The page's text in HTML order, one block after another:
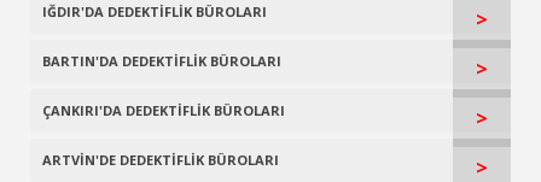
IĞDIR'DA DEDEKTİFLİK BÜROLARI >
BARTIN'DA DEDEKTİFLİK BÜROLARI >
ÇANKIRI'DA DEDEKTİFLİK BÜROLARI >
ARTVİN'DE DEDEKTİFLİK BÜROLARI >